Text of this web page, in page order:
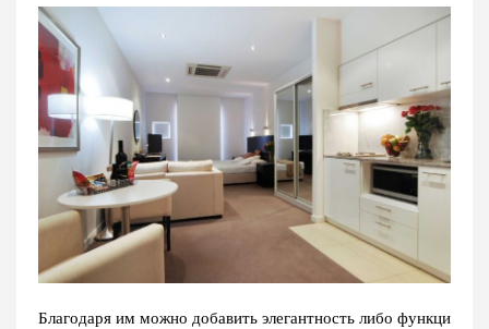
Благодаря им можно добавить элегантность либо функци